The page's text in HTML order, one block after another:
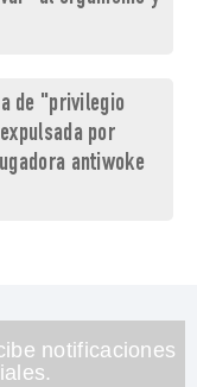
de "privilegio
por
antiwoke
notificaciones